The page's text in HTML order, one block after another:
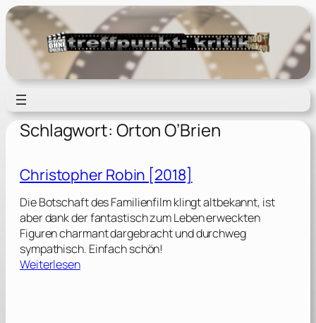
Zum
Inhalt
springen
Schlagwort: Orton O’Brien
Christopher Robin [2018]
Die Botschaft des Familienfilm klingt altbekannt, ist
aber dank der fantastisch zum Leben erweckten
Figuren charmant dargebracht und durchweg
sympathisch. Einfach schön!
Weiterlesen: